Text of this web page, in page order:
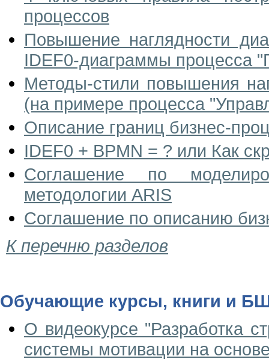
процессов
Повышение наглядности
IDEF0-диаграммы процесса
Методы-стили повышения
(на примере процесса
Описание границ бизнес-
IDEF0 + BPMN = ? или Как
Соглашение по
методологии ARIS
Соглашение по описанию
К перечню разделов
Обучающие курсы, книги и
О видеокурсе "Разработка
системы мотивации на